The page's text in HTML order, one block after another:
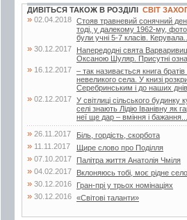
ДИВІТЬСЯ ТАКОЖ В РОЗДІЛІ СВІТ
» 02.04.2018 Стояв травневий сонячний
тоді, у далекому 1962-му,
були учні 5-7 класів. Керувала...
» 30.12.2017
Напередодні свята
Оксаною Шуляр. Присутні
» 16.12.2017 – так називається книга
невеликого села. У книзі
Серебринським і до наших днів.
» 02.12.2017 У світлиці сільського
селі знають Лідію Іванівну
неї ще дар – вміння і бажання...
» 26.11.2017 Біль, гордість, скорбота
» 11.11.2017 Щире слово про Поділля
» 07.10.2017 Палітра життя Анатолія Чміля
» 04.02.2017 Вклоняюсь тобі, моє рідне село
» 30.12.2016 Гран-прі у трьох номінаціях
» 30.12.2016 «Світові таланти»